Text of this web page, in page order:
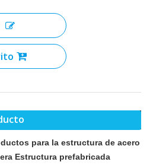
para la estructura de acero
Estructura prefabricada